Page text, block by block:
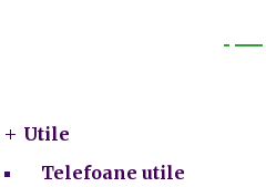
Utile
Telefoane utile